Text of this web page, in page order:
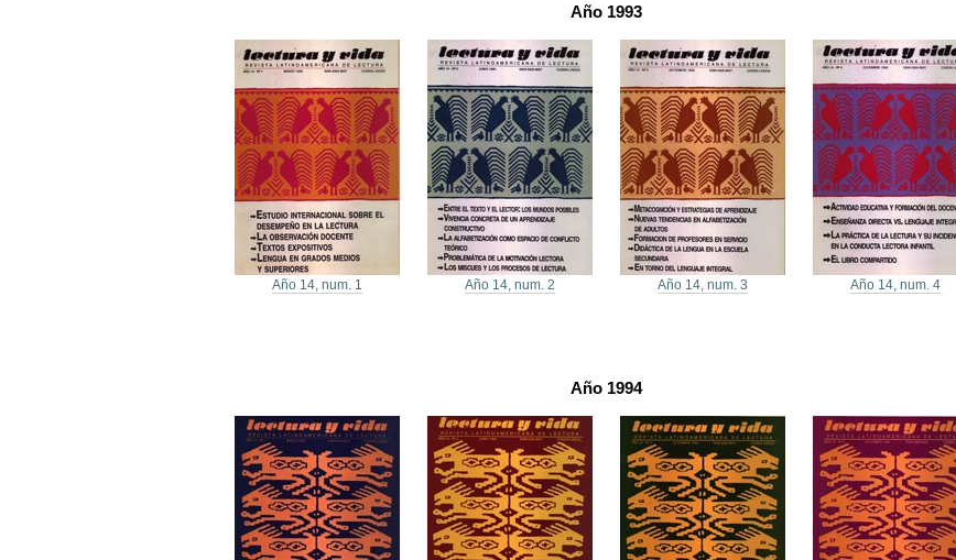
Año 1993
Año 14, num. 1 Año 14, num. 2 Año 14, num. 3 Año 14, num. 4
Año 1994